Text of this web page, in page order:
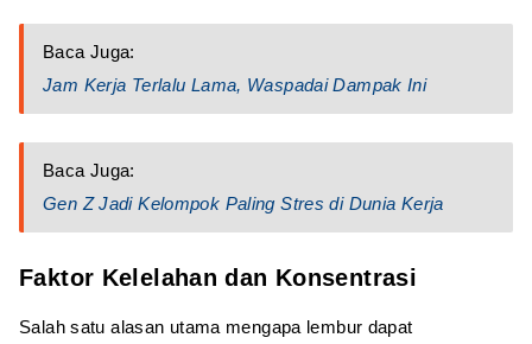
Baca Juga:
Jam Kerja Terlalu Lama, Waspadai Dampak Ini
Baca Juga:
Gen Z Jadi Kelompok Paling Stres di Dunia Kerja
Faktor Kelelahan dan Konsentrasi
Salah satu alasan utama mengapa lembur dapat